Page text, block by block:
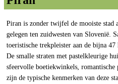
Piran is zonder twijfel de mooiste stad
gelegen ten zuidwesten van Slovenië.
toeristische trekpleister aan de bijna
De smalle straten met pastelkleurige
sfeervolle boetiekwinkels, romantische
zijn de typische kenmerken van deze